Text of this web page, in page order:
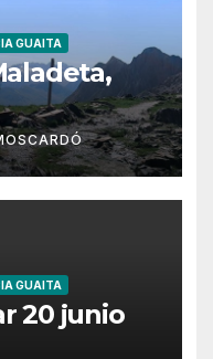
GUAITA
GUAITA
20 junio